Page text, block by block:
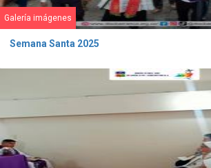
Galería imágenes
Semana Santa 2025